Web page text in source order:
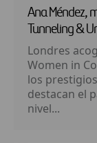
Ana Méndez,
Tunneling &
Londres
Women in
los
destacan el
nivel...